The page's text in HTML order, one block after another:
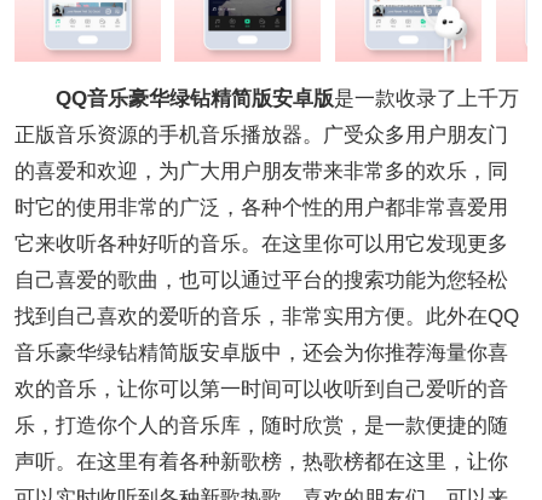
QQ音乐豪华绿钻精简版安卓版是一款收录了上千万
正版音乐资源的手机音乐播放器。广受众多用户朋友门
的喜爱和欢迎，为广大用户朋友带来非常多的欢乐，同
时它的使用非常的广泛，各种个性的用户都非常喜爱用
它来收听各种好听的音乐。在这里你可以用它发现更多
自己喜爱的歌曲，也可以通过平台的搜索功能为您轻松
找到自己喜欢的爱听的音乐，非常实用方便。此外在QQ
音乐豪华绿钻精简版安卓版中，还会为你推荐海量你喜
欢的音乐，让你可以第一时间可以收听到自己爱听的音
乐，打造你个人的音乐库，随时欣赏，是一款便捷的随
声听。在这里有着各种新歌榜，热歌榜都在这里，让你